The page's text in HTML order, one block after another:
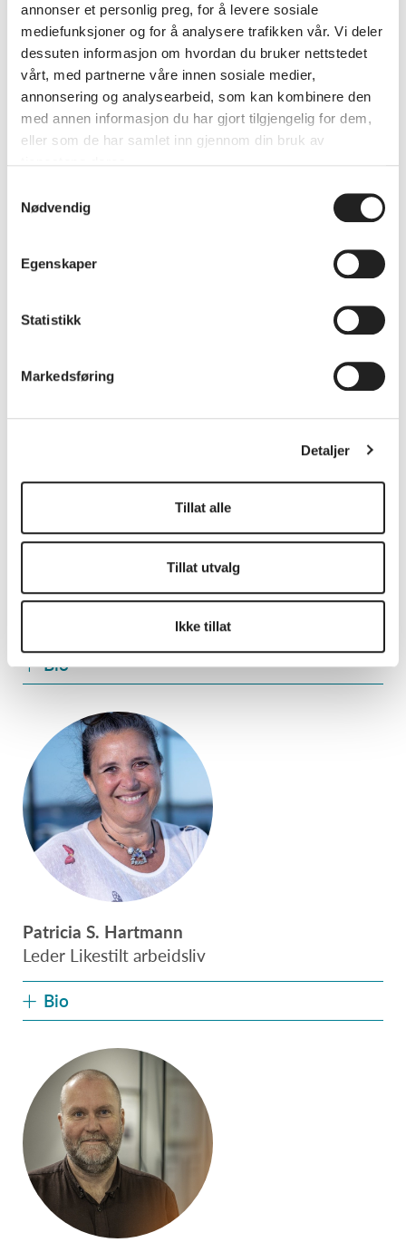
annonser et personlig preg, for å levere sosiale
mediefunksjoner og for å analysere trafikken vår. Vi deler
dessuten informasjon om hvordan du bruker nettstedet
vårt, med partnerne våre innen sosiale medier,
annonsering og analysearbeid, som kan kombinere den
med annen informasjon du har gjort tilgjengelig for dem,
eller som de har samlet inn gjennom din bruk av
Nødvendig
Egenskaper
Statistikk
Markedsføring
Detaljer
Tillat alle
Tillat utvalg
Ikke tillat
Varaordfører, Kristiansand kommune
Fagdirektør på funksjonshemmede-feltet hos
Likestillings- og diskrimineringsombudet
Bio
Patricia S. Hartmann
Leder Likestilt arbeidsliv
Bio